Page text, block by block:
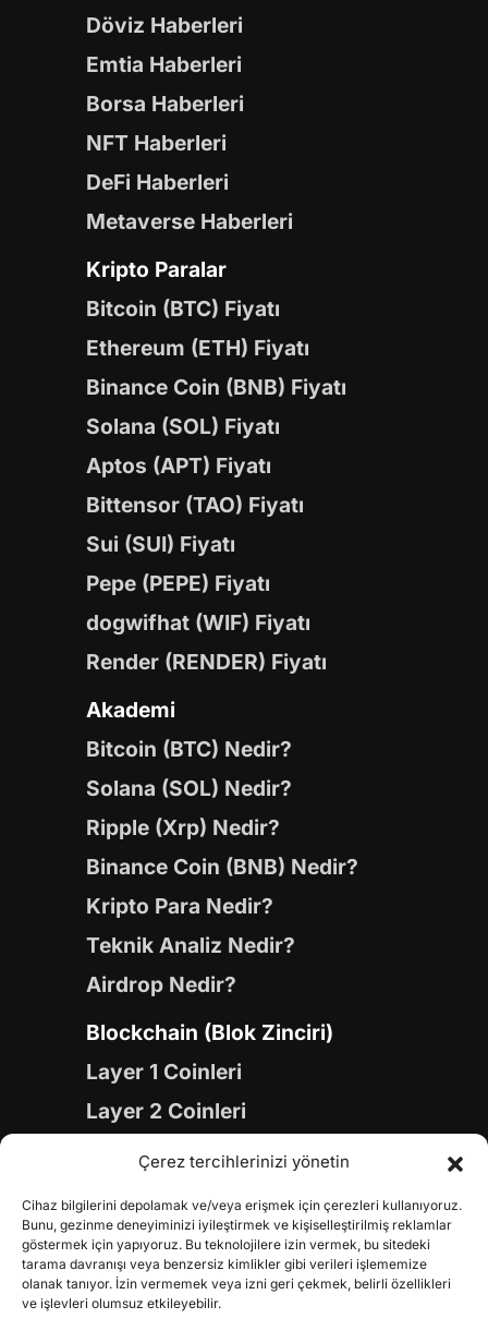
Çerez tercihlerinizi yönetin
Cihaz bilgilerini depolamak ve/veya erişmek için çerezleri kullanıyoruz.
Bunu, gezinme deneyiminizi iyileştirmek ve kişiselleştirilmiş reklamlar
göstermek için yapıyoruz. Bu teknolojilere izin vermek, bu sitedeki
tarama davranışı veya benzersiz kimlikler gibi verileri işlememize
olanak tanıyor. İzin vermemek veya izni geri çekmek, belirli özellikleri
ve işlevleri olumsuz etkileyebilir.
Döviz Haberleri
Emtia Haberleri
Borsa Haberleri
NFT Haberleri
DeFi Haberleri
Metaverse Haberleri
Kripto Paralar
Bitcoin (BTC) Fiyatı
Ethereum (ETH) Fiyatı
Binance Coin (BNB) Fiyatı
Solana (SOL) Fiyatı
Aptos (APT) Fiyatı
Bittensor (TAO) Fiyatı
Sui (SUI) Fiyatı
Pepe (PEPE) Fiyatı
dogwifhat (WIF) Fiyatı
Render (RENDER) Fiyatı
Akademi
Bitcoin (BTC) Nedir?
Solana (SOL) Nedir?
Ripple (Xrp) Nedir?
Binance Coin (BNB) Nedir?
Kripto Para Nedir?
Teknik Analiz Nedir?
Airdrop Nedir?
Blockchain (Blok Zinciri)
Layer 1 Coinleri
Layer 2 Coinleri
Yapay Zeka (AI) Coinleri
Gaming Coinleri
RWA Coinleri
DeFi Coinleri